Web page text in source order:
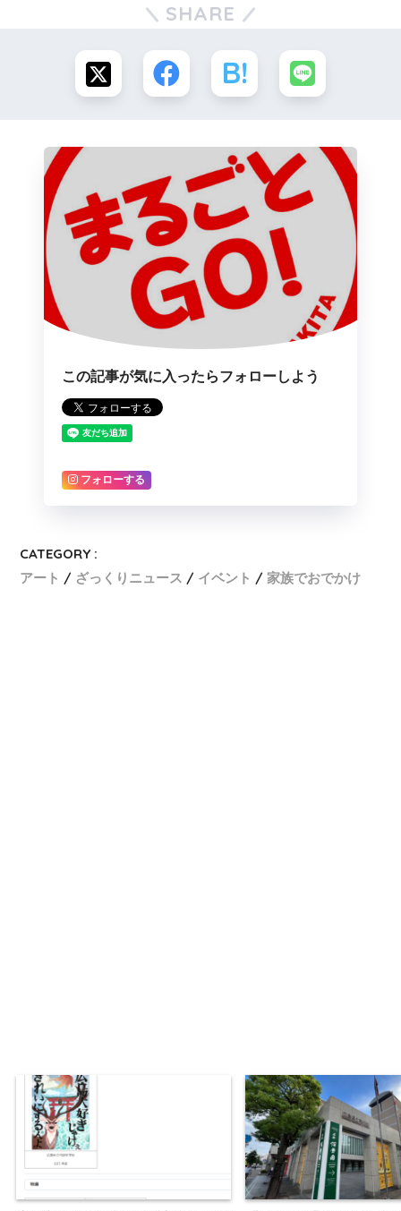
SHARE
この記事が気に入ったらフォローしよう
フォローする
CATEGORY :
アート
ざっくりニュース イベント 家族でおでかけ